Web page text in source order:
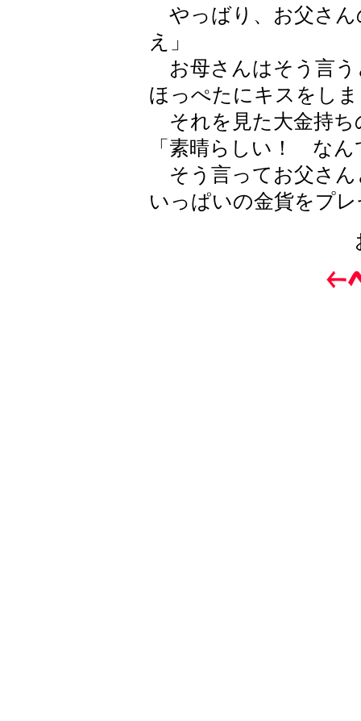
やっばり、お父さん
え」
お母さんはそう言う
ほっぺたにキスをし
それを見た大金持ち
「素晴らしい！ なん
そう言ってお父さん
いっぱいの金貨をプ